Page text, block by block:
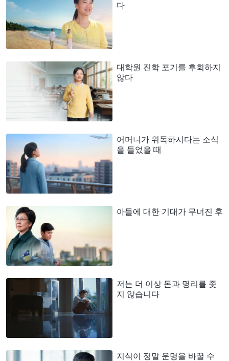
다
대학원 진학 포기를 후회하지
않다
어머니가 위독하시다는 소식
을 들었을 때
아들에 대한 기대가 무너진 후
저는 더 이상 돈과 명리를 좇
지 않습니다
지식이 정말 운명을 바꿀 수